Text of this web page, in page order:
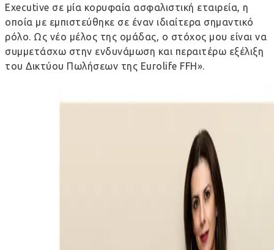
Executive σε μία κορυφαία ασφαλιστική εταιρεία, η
οποία με εμπιστεύθηκε σε έναν ιδιαίτερα σημαντικό
ρόλο. Ως νέο μέλος της ομάδας, ο στόχος μου είναι να
συμμετάσχω στην ενδυνάμωση και περαιτέρω εξέλιξη
του Δικτύου Πωλήσεων της Eurolife FFH».